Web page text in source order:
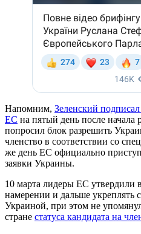
Напомним, Зеленский
ЕС на пятый день после начала
попросил блок разрешить
членство в соответствии со
же день ЕС официально
заявки Украины.
10 марта лидеры ЕС утвердили
намерении и дальше укреплять
Украиной, при этом не
стране статуса кандидата на